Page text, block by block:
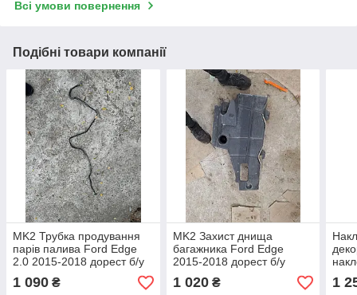
Всі умови повернення
Подібні товари компанії
MK2 Трубка продування
парів палива Ford Edge
2.0 2015-2018 дорест б/у
оригінал F2G39D668AC
1 090 ₴
MK2 Захист днища
багажника Ford Edge
2015-2018 дорест б/у
оригінал FT4BR11779BC
1 020₴
5
1